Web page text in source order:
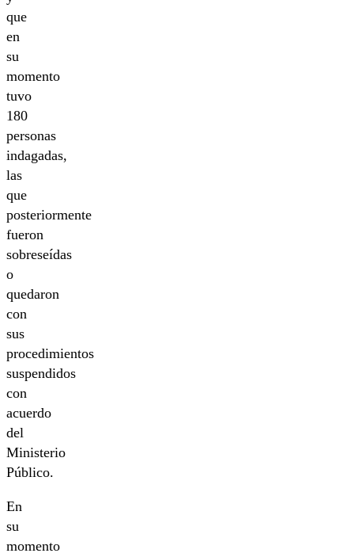
que
en
su
momento
tuvo
180
personas
indagadas,
las
que
posteriormente
fueron
sobreseídas
o
quedaron
con
sus
procedimientos
suspendidos
con
acuerdo
del
Ministerio
Público.
En
su
momento